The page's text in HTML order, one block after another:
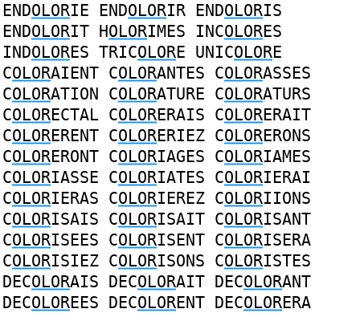
ENDOLORIE ENDOLORIR ENDOLORIS
ENDOLORIT HOLORIMES INCOLORES
INDOLORES TRICOLORE UNICOLORE
COLORAIENT COLORANTES COLORASSES
COLORATION COLORATURE COLORATURS
COLORECTAL COLORERAIS COLORERAIT
COLORERENT COLORERIEZ COLORERONS
COLORERONT COLORIAGES COLORIAMES
COLORIASSE COLORIATES COLORIERAI
COLORIERAS COLORIEREZ COLORIIONS
COLORISAIS COLORISAIT COLORISANT
COLORISEES COLORISENT COLORISERA
COLORISIEZ COLORISONS COLORISTES
DECOLORAIS DECOLORAIT DECOLORANT
DECOLOREES DECOLORENT DECOLORERA